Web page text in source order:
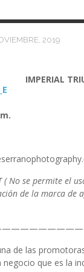
PRIMERAS
KRISTINE.
OF
2019
2017
2019
IMPERIAL
( No se permite
de la marca de
de las
negocio que es la